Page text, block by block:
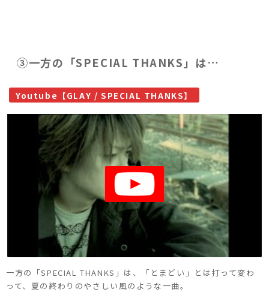
③一方の「SPECIAL THANKS」は…
Youtube【GLAY / SPECIAL THANKS】
一方の「SPECIAL THANKS」は、「とまどい」とは打って変わ
って、夏の終わりのやさしい風のような一曲。